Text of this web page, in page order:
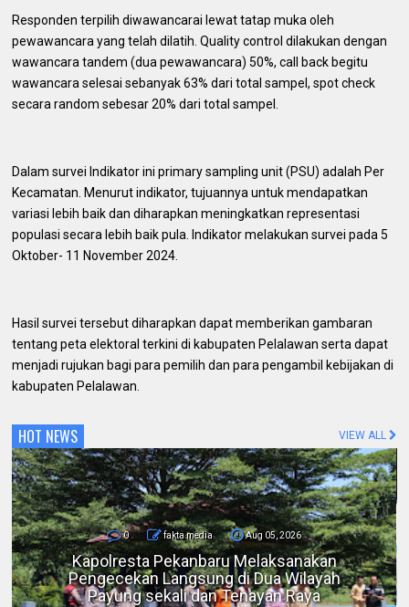
Responden terpilih diwawancarai lewat tatap muka oleh
pewawancara yang telah dilatih. Quality control dilakukan dengan
wawancara tandem (dua pewawancara) 50%, call back begitu
wawancara selesai sebanyak 63% dari total sampel, spot check
secara random sebesar 20% dari total sampel.
Dalam survei Indikator ini primary sampling unit (PSU) adalah Per
Kecamatan. Menurut indikator, tujuannya untuk mendapatkan
variasi lebih baik dan diharapkan meningkatkan representasi
populasi secara lebih baik pula. Indikator melakukan survei pada 5
Oktober- 11 November 2024.
Hasil survei tersebut diharapkan dapat memberikan gambaran
tentang peta elektoral terkini di kabupaten Pelalawan serta dapat
menjadi rujukan bagi para pemilih dan para pengambil kebijakan di
kabupaten Pelalawan.
HOT NEWS VIEW ALL
0 fakta media Aug 05, 2026
Kapolresta Pekanbaru Melaksanakan
Pengecekan Langsung di Dua Wilayah
Payung sekali dan Tenayan Raya